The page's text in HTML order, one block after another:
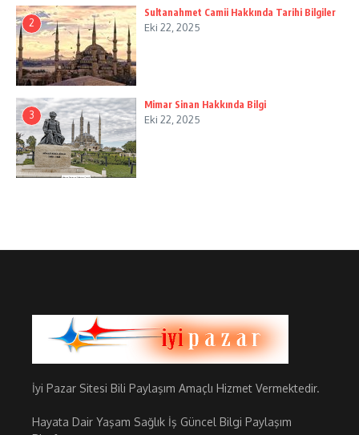
2
Sultanahmet Camii Hakkında Tarihi Bilgiler
Eki 22, 2025
3
Mimar Sinan Hakkında Bilgi
Eki 22, 2025
İyi Pazar Sitesi Bili Paylaşım Amaçlı Hizmet Vermektedir.
Hayata Dair Yaşam Sağlık İş Güncel Bilgi Paylaşım